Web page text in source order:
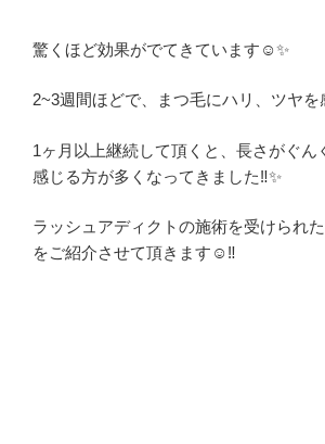
驚くほど効果がでてきています☺️✨
2~3週間ほどで、まつ毛にハリ、ツヤを
1ヶ月以上継続して頂くと、長さがぐん
感じる方が多くなってきました‼️✨
ラッシュアディクトの施術を受けられ
をご紹介させて頂きます☺️‼️